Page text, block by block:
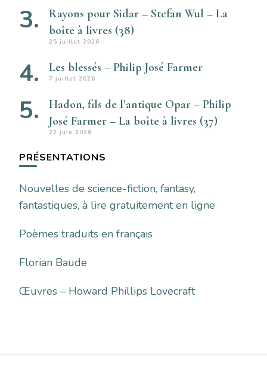
Rayons pour Sidar – Stefan Wul – La
boîte à livres (38)
25 juillet 2026
Les blessés – Philip José Farmer
7 juillet 2026
Hadon, fils de l’antique Opar – Philip
José Farmer – La boîte à livres (37)
22 juin 2026
PRÉSENTATIONS
Nouvelles de science-fiction, fantasy,
fantastiques, à lire gratuitement en ligne
Poèmes traduits en français
Florian Baude
Œuvres – Howard Phillips Lovecraft